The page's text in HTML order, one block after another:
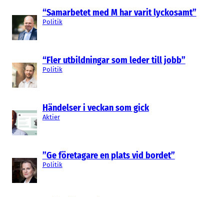
“Samarbetet med M har varit lyckosamt”
Politik
“Fler utbildningar som leder till jobb”
Politik
Händelser i veckan som gick
Aktier
”Ge företagare en plats vid bordet”
Politik